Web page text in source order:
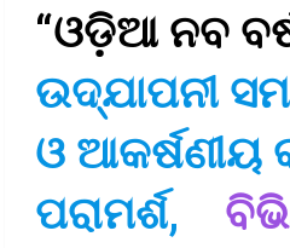
“ଓଡ଼ିଆ ନବ
ଉଦ୍‌ଯାପନୀ
ଓ ଆକର୍ଷଣୀୟ
ପରାମର୍ଶ,